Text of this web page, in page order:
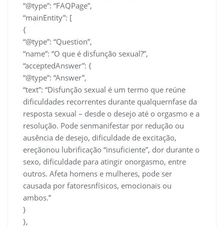
“@type”: “FAQPage”,
“mainEntity”: [
{
“@type”: “Question”,
“name”: “O que é disfunção sexual?”,
“acceptedAnswer”: {
“@type”: “Answer”,
“text”: “Disfunção sexual é um termo que reúne
dificuldades recorrentes durante qualquernfase da
resposta sexual – desde o desejo até o orgasmo e a
resolução. Pode senmanifestar por redução ou
ausência de desejo, dificuldade de excitação,
ereçãonou lubrificação “insuficiente”, dor durante o
sexo, dificuldade para atingir onorgasmo, entre
outros. Afeta homens e mulheres, pode ser
causada por fatoresnfísicos, emocionais ou
ambos.”
}
},